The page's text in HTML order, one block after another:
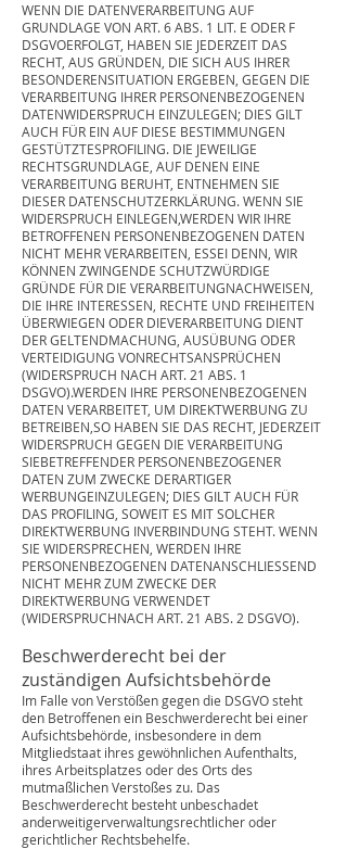
WENN DIE DATENVERARBEITUNG AUF
GRUNDLAGE VON ART. 6 ABS. 1 LIT. E ODER F
DSGVOERFOLGT, HABEN SIE JEDERZEIT DAS
RECHT, AUS GRÜNDEN, DIE SICH AUS IHRER
BESONDERENSITUATION ERGEBEN, GEGEN DIE
VERARBEITUNG IHRER PERSONENBEZOGENEN
DATENWIDERSPRUCH EINZULEGEN; DIES GILT
AUCH FÜR EIN AUF DIESE BESTIMMUNGEN
GESTÜTZTESPROFILING. DIE JEWEILIGE
RECHTSGRUNDLAGE, AUF DENEN EINE
VERARBEITUNG BERUHT, ENTNEHMEN SIE
DIESER DATENSCHUTZERKLÄRUNG. WENN SIE
WIDERSPRUCH EINLEGEN,WERDEN WIR IHRE
BETROFFENEN PERSONENBEZOGENEN DATEN
NICHT MEHR VERARBEITEN, ESSEI DENN, WIR
KÖNNEN ZWINGENDE SCHUTZWÜRDIGE
GRÜNDE FÜR DIE VERARBEITUNGNACHWEISEN,
DIE IHRE INTERESSEN, RECHTE UND FREIHEITEN
ÜBERWIEGEN ODER DIEVERARBEITUNG DIENT
DER GELTENDMACHUNG, AUSÜBUNG ODER
VERTEIDIGUNG VONRECHTSANSPRÜCHEN
(WIDERSPRUCH NACH ART. 21 ABS. 1
DSGVO).WERDEN IHRE PERSONENBEZOGENEN
DATEN VERARBEITET, UM DIREKTWERBUNG ZU
BETREIBEN,SO HABEN SIE DAS RECHT, JEDERZEIT
WIDERSPRUCH GEGEN DIE VERARBEITUNG
SIEBETREFFENDER PERSONENBEZOGENER
DATEN ZUM ZWECKE DERARTIGER
WERBUNGEINZULEGEN; DIES GILT AUCH FÜR
DAS PROFILING, SOWEIT ES MIT SOLCHER
DIREKTWERBUNG INVERBINDUNG STEHT. WENN
SIE WIDERSPRECHEN, WERDEN IHRE
PERSONENBEZOGENEN DATENANSCHLIESSEND
NICHT MEHR ZUM ZWECKE DER
DIREKTWERBUNG VERWENDET
(WIDERSPRUCHNACH ART. 21 ABS. 2 DSGVO).
Beschwerderecht bei der
zuständigen Aufsichtsbehörde
Im Falle von Verstößen gegen die DSGVO steht
den Betroffenen ein Beschwerderecht bei einer
Aufsichtsbehörde, insbesondere in dem
Mitgliedstaat ihres gewöhnlichen Aufenthalts,
ihres Arbeitsplatzes oder des Orts des
mutmaßlichen Verstoßes zu. Das
Beschwerderecht besteht unbeschadet
anderweitigerverwaltungsrechtlicher oder
gerichtlicher Rechtsbehelfe.